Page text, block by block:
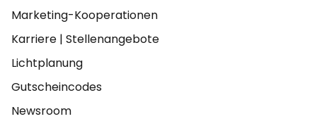
Marketing-Kooperationen
Karriere | Stellenangebote
Lichtplanung
Gutscheincodes
Newsroom